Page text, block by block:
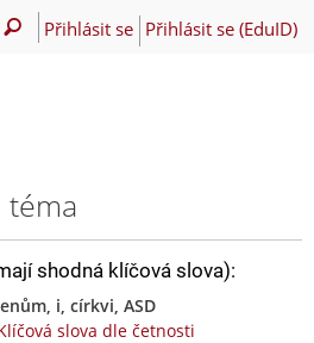
Přihlásit se Přihlásit se (EduID)
téma
shodná klíčová slova):
i, církvi, ASD
slova dle četnosti